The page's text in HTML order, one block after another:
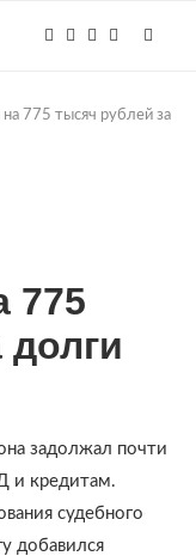
775 тысяч рублей за
775
задолжал почти
и кредитам.
судебного
добавился